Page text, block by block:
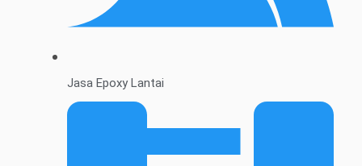
Jasa Epoxy Lantai